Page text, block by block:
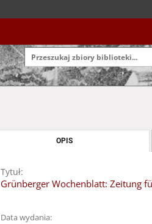
OPIS
Tytuł:
Grünberger Wochenblatt: Zeitung
Data wydania: